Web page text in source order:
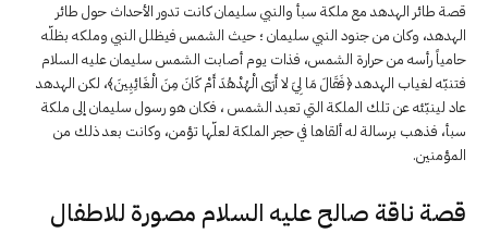
قصة طائر الهدهد مع ملكة سبأ والنبي سليمان كانت تدور الأحداث حول طائر
الهدهد، وكان من جنود النبي سليمان ؛ حيث الشمس فيظلل النبي وملكه بظلّه
حامياً رأسه من حرارة الشمس، فذات يوم أصابت الشمس سليمان عليه السلام
فتنبّه لغياب الهدهد ﴿فَقَالَ مَا لِيَ لا أَرَى الْهُدْهُدَ أَمْ كَانَ مِنَ الْغَائِبِينَ﴾، لكن الهدهد
عاد لينبّئه عن تلك الملكة التي تعبد الشمس ، فكان هو رسول سليمان إلى ملكة
سبأ، فذهب برسالة له ألقاها في حجر الملكة لعلّها تؤمن، وكانت بعد ذلك من
المؤمنين.
قصة ناقة صالح عليه السلام مصورة للاطفال